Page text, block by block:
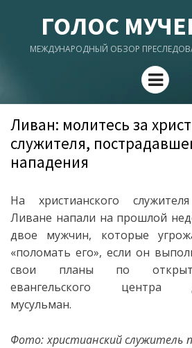
ГОЛОС
МЕЖДУНАРОДНЫЙ ОБЗОР
Menu
Ливан: молитесь за
служителя,
нападения
На христианского
Ливане напали на прошлой
двое мужчин, которые
«поломать его», если он
свои планы по
евангельского центра
мусульман.
Фото: христианский служитель